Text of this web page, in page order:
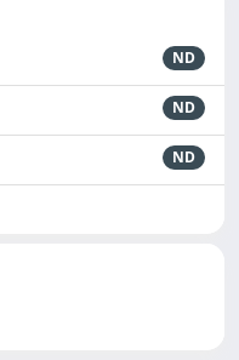
ND
ND
ND